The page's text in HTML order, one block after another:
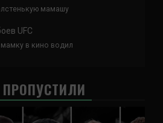
мамашу
UFC
в кино водил